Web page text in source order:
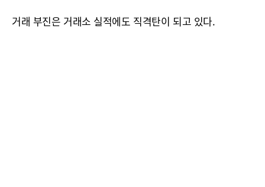
거래 부진은 거래소 실적에도 직격탄이 되고 있다.